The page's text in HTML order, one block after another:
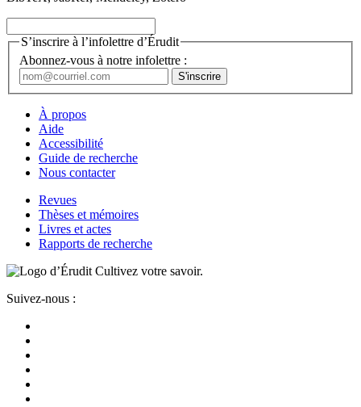
S’inscrire à l’infolettre d’Érudit
Abonnez-vous à notre infolettre :
À propos
Aide
Accessibilité
Guide de recherche
Nous contacter
Revues
Thèses et mémoires
Livres et actes
Rapports de recherche
Cultivez votre savoir.
Suivez-nous :